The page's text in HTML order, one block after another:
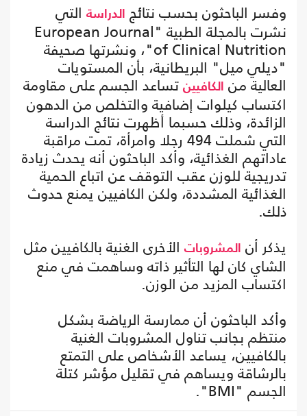
وفسر الباحثون بحسب نتائج
الدراسة التي
نشرت بالمجلة الطبية "European Journal
of Clinical Nutrition"، ونشرتها صحيفة
"ديلي ميل" البريطانية، بأن المستويات
العالية من الكافيين تساعد الجسم على مقاومة
اكتساب كيلوات إضافية والتخلص من الدهون
الزائدة، وذلك حسبما أظهرت نتائج الدراسة
التي شملت 494 رجلا وامرأة، تمت مراقبة
عاداتهم الغذائية، وأكد الباحثون أنه يحدث زيادة
تدريجية للوزن عقب التوقف عن اتباع الحمية
الغذائية المشددة، ولكن الكافيين يمنع حدوث
ذلك.
يذكر أن
المشروبات الأخرى الغنية بالكافيين مثل
الشاي كان لها التأثير ذاته وساهمت في منع
اكتساب المزيد من الوزن.
وأكد الباحثون أن ممارسة الرياضة بشكل
منتظم بجانب تناول المشروبات الغنية
بالكافيين، يساعد الأشخاص على التمتع
بالرشاقة ويساهم في تقليل مؤشر كتلة
الجسم "BMI".